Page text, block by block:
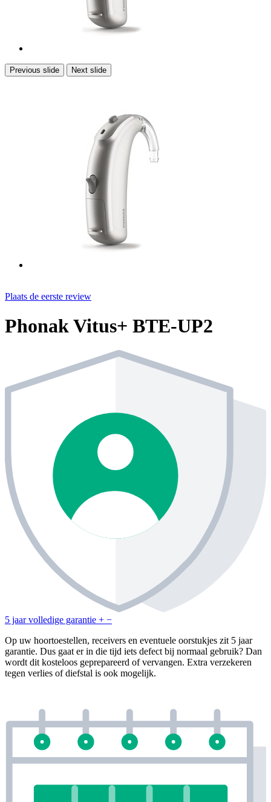
Previous slide Next slide
Plaats de eerste review
Phonak Vitus+ BTE-UP2
5 jaar volledige garantie + −
Op uw hoortoestellen, receivers en eventuele oorstukjes zit 5 jaar
garantie. Dus gaat er in die tijd iets defect bij normaal gebruik? Dan
wordt dit kosteloos geprepareerd of vervangen. Extra verzekeren
tegen verlies of diefstal is ook mogelijk.